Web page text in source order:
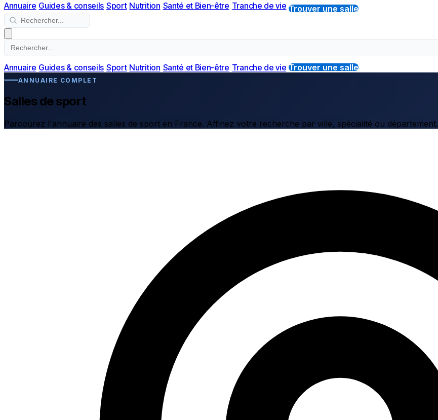
Annuaire Guides & conseils Sport Nutrition Santé et Bien-être Tranche de vie Trouver une salle
Annuaire Guides & conseils Sport Nutrition Santé et Bien-être Tranche de vie Trouver une salle
ANNUAIRE COMPLET
Salles de sport
Parcourez l'annuaire des salles de sport en France. Affinez votre recherche par ville, spécialité ou département.